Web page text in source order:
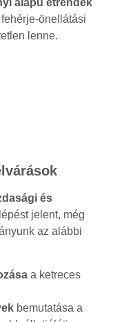
alapú étrendek
önellátási
lenne.
és
jelent, még
az alábbi
a ketreces
bemutatása a